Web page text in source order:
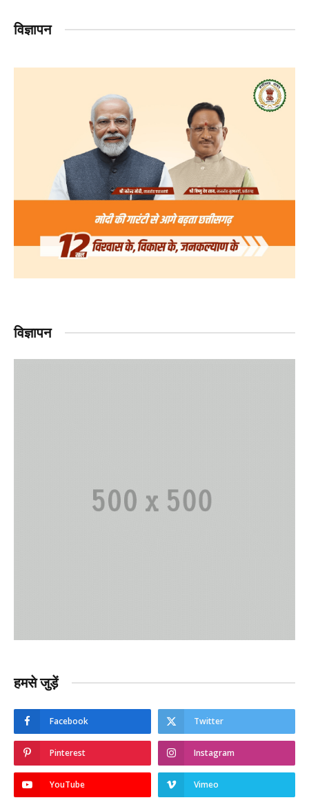
विज्ञापन
विज्ञापन
हमसे जुड़ें
Facebook Twitter
Pinterest Instagram
YouTube Vimeo